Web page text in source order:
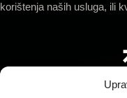
korištenja naših usluga, ili
Politika